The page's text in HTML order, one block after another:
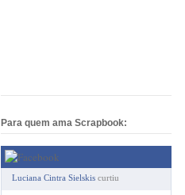
Para quem ama Scrapbook:
Luciana Cintra Sielskis curtiu